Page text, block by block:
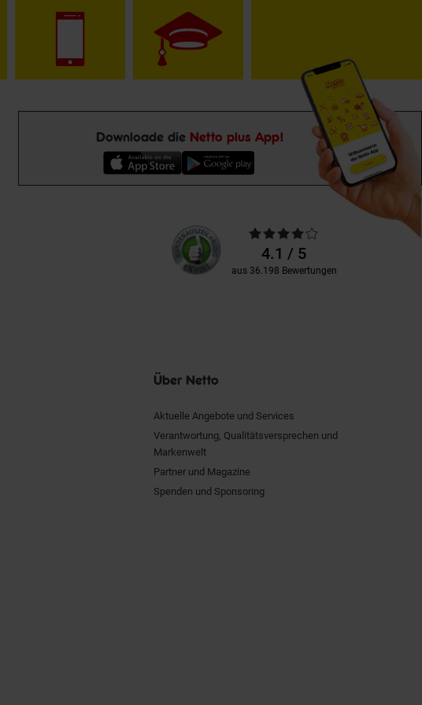
Downloade die Netto plus App!
Unsere
Kundenbewertungen
Durchschnittliche
Bewertungen4.1 / 5
aus 36.198 Bewertungen
Über Netto
Aktuelle Angebote und Services
Verantwortung, Qualitätsversprechen und
Markenwelt
Partner und Magazine
Spenden und Sponsoring